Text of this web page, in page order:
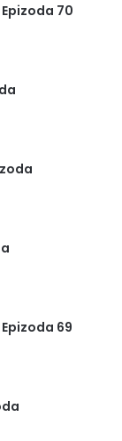
70
69